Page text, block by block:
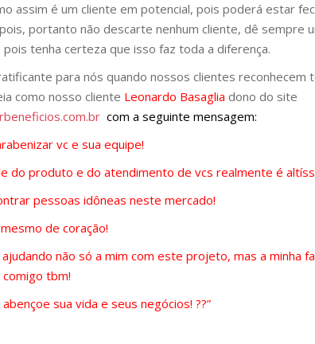
assim é um cliente em potencial, pois poderá estar
portanto não descarte nenhum cliente, dê sempre
pois tenha certeza que isso faz toda a diferença.
para nós quando nossos clientes reconhecem
como nosso cliente Leonardo Basaglia dono do site
com a seguinte mensagem:
vc e sua equipe!
do produto e do atendimento de vcs realmente é
pessoas idôneas neste mercado!
de coração!
não só a mim com este projeto, mas a minha
tbm!
sua vida e seus negócios! ??”